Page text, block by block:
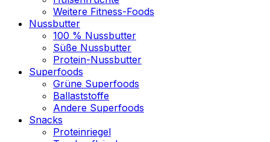
Weitere Fitness-Foods
Nussbutter
100 % Nussbutter
Süße Nussbutter
Protein-Nussbutter
Superfoods
Grüne Superfoods
Ballaststoffe
Andere Superfoods
Snacks
Proteinriegel